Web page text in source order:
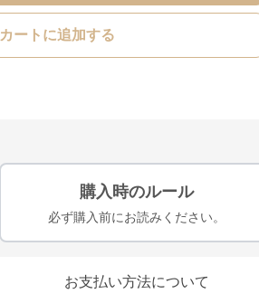
カートに追加する
購入時のルール
必ず購入前にお読みください。
お支払い方法について